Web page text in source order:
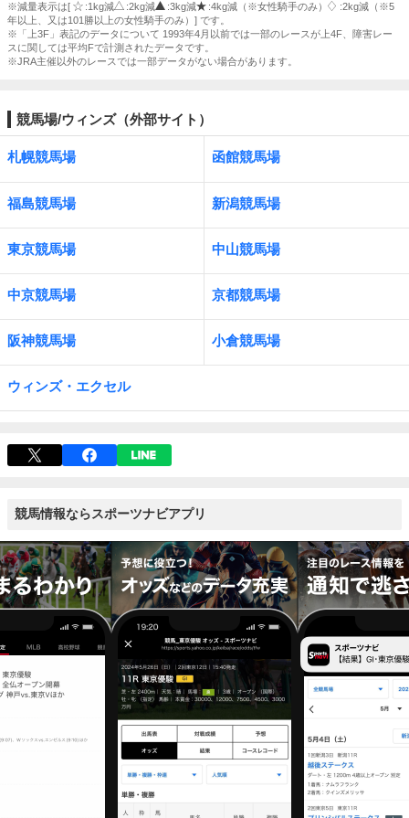
※減量表示は[
:1kg減 :2kg減 :3kg減 :4kg減（※女性騎手のみ）
:2kg減（※5
年以上、又は101勝以上の女性騎手のみ）] です。
※「上3F」表記のデータについて 1993年4月以前では一部のレースが上4F、障害レー
スに関しては平均Fで計測されたデータです。
※JRA主催以外のレースでは一部データがない場合があります。
競馬場/ウィンズ（外部サイト）
札幌競馬場 函館競馬場
福島競馬場 新潟競馬場
東京競馬場 中山競馬場
中京競馬場 京都競馬場
阪神競馬場 小倉競馬場
ウィンズ・エクセル
競馬情報ならスポーツナビアプリ